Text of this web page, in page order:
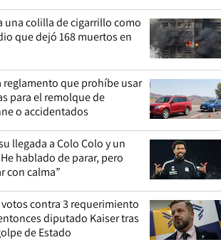
una colilla de cigarrillo como
que dejó 168 muertos en
reglamento que prohíbe usar
para el remolque de
o accidentados
llegada a Colo Colo y un
hablado de parar, pero
con calma”
votos contra 3 requerimiento
diputado Kaiser tras
de Estado